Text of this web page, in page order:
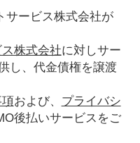
サービス株式会社が
株式会社に対しサー
し、代金債権を譲渡
および、 プライバシ
後払いサービスをご